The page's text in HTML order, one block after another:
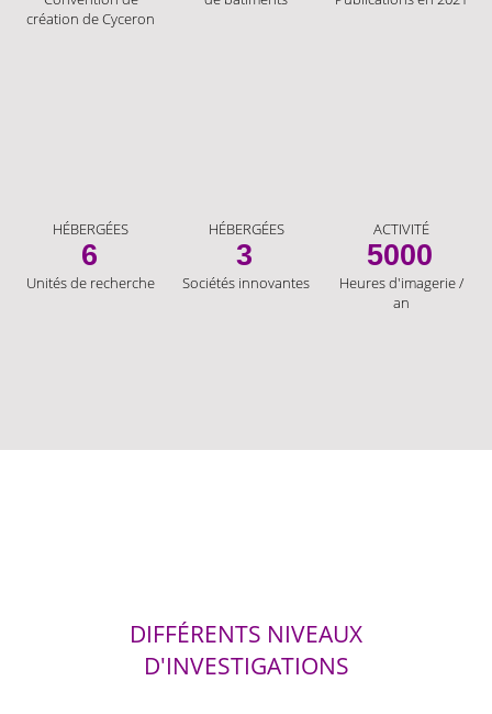
création de Cyceron
HÉBERGÉES
6
Unités de recherche
HÉBERGÉES
3
Sociétés innovantes
ACTIVITÉ
5000
Heures d'imagerie /
an
DIFFÉRENTS NIVEAUX
D'INVESTIGATIONS